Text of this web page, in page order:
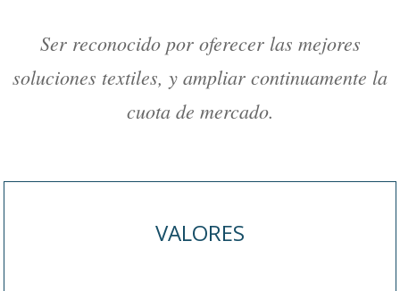
Ser reconocido por oferecer las mejores
soluciones textiles, y ampliar continuamente la
cuota de mercado.
VALORES